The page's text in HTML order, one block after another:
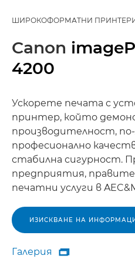
ШИРОКОФОРМАТНИ
Canon
4200
Ускорете печата с
принтер, който
производителност, по-
професионално
стабилна сигурност.
предприятия,
печатни услуги в
ИЗИСКВАНЕ НА
Галерия
Галерия
